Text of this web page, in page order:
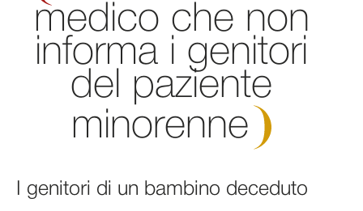
medico che non
informa i genitori
del paziente
minorenne
I genitori di un bambino deceduto